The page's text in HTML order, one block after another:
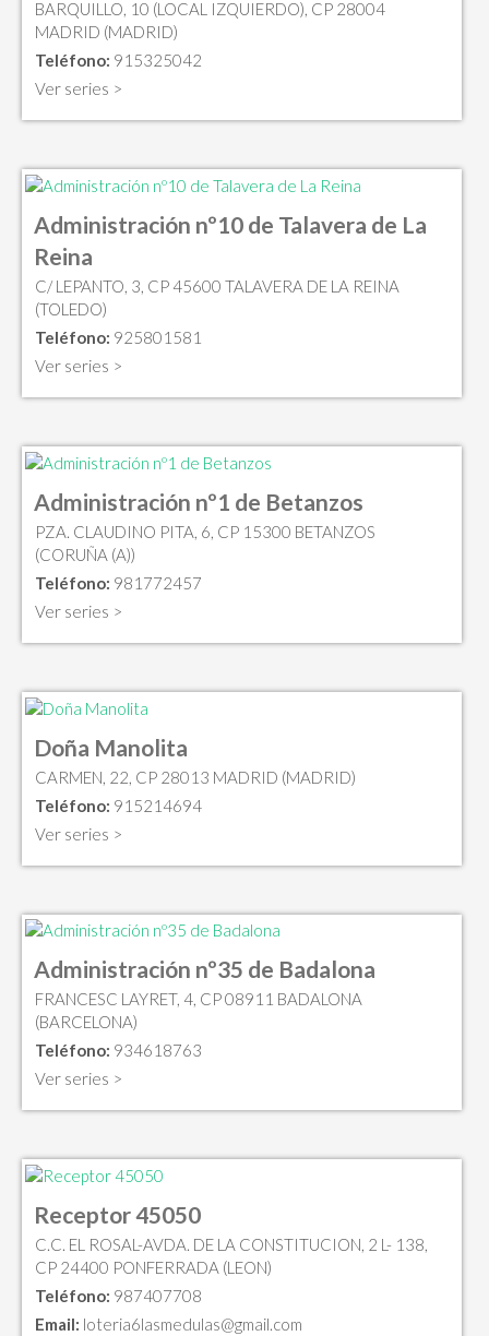
BARQUILLO, 10 (LOCAL IZQUIERDO), CP 28004
MADRID (MADRID)
Teléfono: 915325042
Ver series >
Administración nº10 de Talavera de La
Reina
C/ LEPANTO, 3, CP 45600 TALAVERA DE LA REINA
(TOLEDO)
Teléfono: 925801581
Ver series >
Administración nº1 de Betanzos
PZA. CLAUDINO PITA, 6, CP 15300 BETANZOS
(CORUÑA (A))
Teléfono: 981772457
Ver series >
Doña Manolita
CARMEN, 22, CP 28013 MADRID (MADRID)
Teléfono: 915214694
Ver series >
Administración nº35 de Badalona
FRANCESC LAYRET, 4, CP 08911 BADALONA
(BARCELONA)
Teléfono: 934618763
Ver series >
Receptor 45050
C.C. EL ROSAL-AVDA. DE LA CONSTITUCION, 2 L- 138,
CP 24400 PONFERRADA (LEON)
Teléfono: 987407708
Email: loteria6lasmedulas@gmail.com